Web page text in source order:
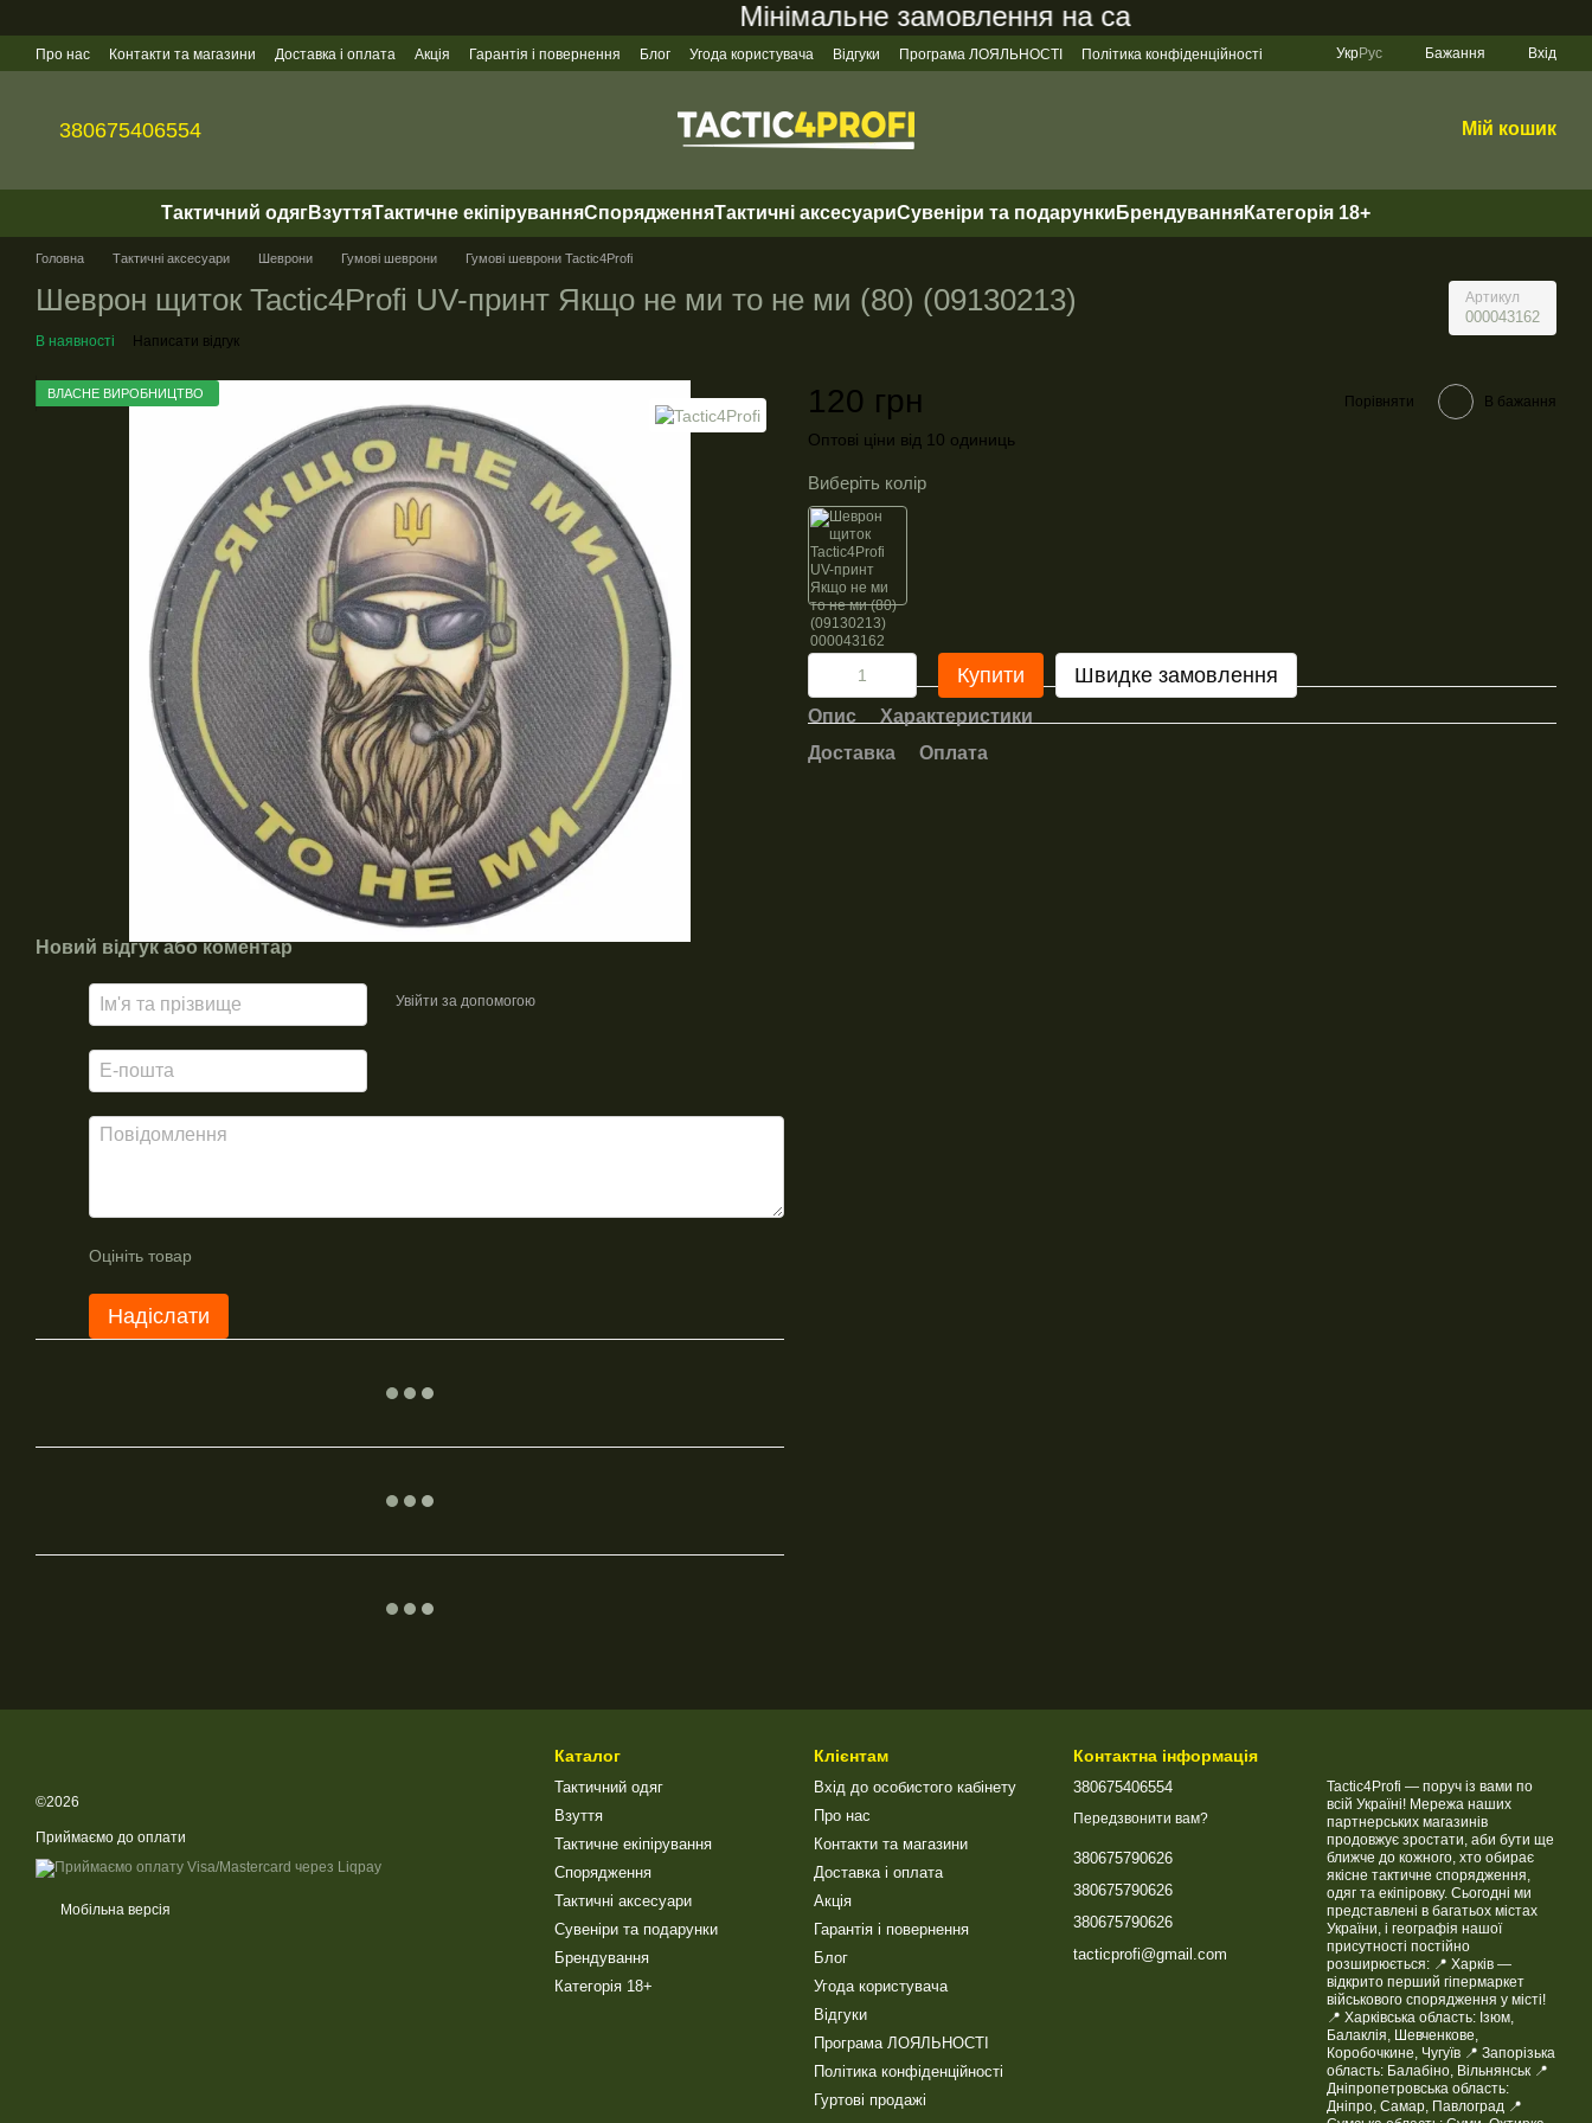
Мінімальне замовлення на сайті становить 200 грн
Про нас Контакти та магазини Доставка і оплата Акція Гарантія і повернення Блог Угода користувача Відгуки Програма ЛОЯЛЬНОСТІ
Політика конфіденційності
УкрРус Бажання Вхід
380675406554 Мій кошик
Тактичний одягВзуттяТактичне екіпіруванняСпорядженняТактичні аксесуариСувеніри та подарунки БрендуванняКатегорія 18+
Головна Тактичні аксесуари Шеврони Гумові шеврони Гумові шеврони Tactic4Profi
Шеврон щиток Tactic4Profi UV-принт Якщо не ми то не ми (80) (09130213) Артикул
000043162
В наявності Написати відгук
ВЛАСНЕ ВИРОБНИЦТВО
Новий відгук або коментар
Увійти за допомогою
Оцініть товар
Надіслати
120 грн Порівняти В бажання
Оптові ціни від 10 одиниць
Виберіть колір
Купити Швидке замовлення
Опис
Характеристики
Доставка
Оплата
©2026
Приймаємо до оплати
Мобільна версія
Каталог
Тактичний одяг
Взуття
Тактичне екіпірування
Спорядження
Тактичні аксесуари
Сувеніри та подарунки
Брендування
Категорія 18+
Клієнтам
Вхід до особистого кабінету
Про нас
Контакти та магазини
Доставка і оплата
Акція
Гарантія і повернення
Блог
Угода користувача
Відгуки
Програма ЛОЯЛЬНОСТІ
Політика конфіденційності
Гуртові продажі
Контактна інформація
380675406554
Передзвонити вам?
380675790626
380675790626
380675790626
tacticprofi@gmail.com
Tactic4Profi — поруч із вами по
всій Україні! Мережа наших
партнерських магазинів
продовжує зростати, аби бути ще
ближче до кожного, хто обирає
якісне тактичне спорядження,
одяг та екіпіровку. Сьогодні ми
представлені в багатьох містах
України, і географія нашої
присутності постійно
розширюється: 📍 Харків —
відкрито перший гіпермаркет
військового спорядження у місті!
📍 Харківська область: Ізюм,
Балаклія, Шевченкове,
Коробочкине, Чугуїв 📍 Запорізька
область: Балабіно, Вільнянськ 📍
Дніпропетровська область:
Дніпро, Самар, Павлоград 📍